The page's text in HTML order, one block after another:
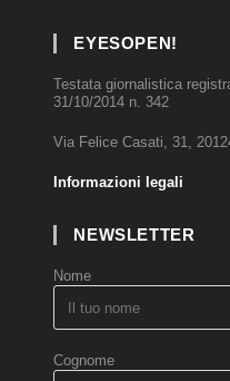
EYESOPEN!
Testata giornalistica
31/10/2014 n. 342
Via Felice Casati, 31,
Informazioni legali
NEWSLETTER
Nome
Cognome